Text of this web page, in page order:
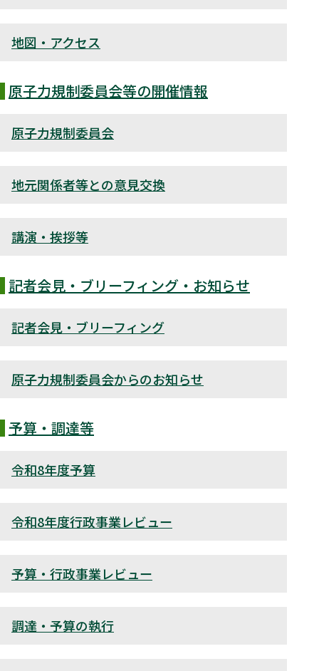
地図・アクセス
原子力規制委員会等の開催情報
原子力規制委員会
地元関係者等との意見交換
講演・挨拶等
記者会見・ブリーフィング・お知らせ
記者会見・ブリーフィング
原子力規制委員会からのお知らせ
予算・調達等
令和8年度予算
令和8年度行政事業レビュー
予算・行政事業レビュー
調達・予算の執行